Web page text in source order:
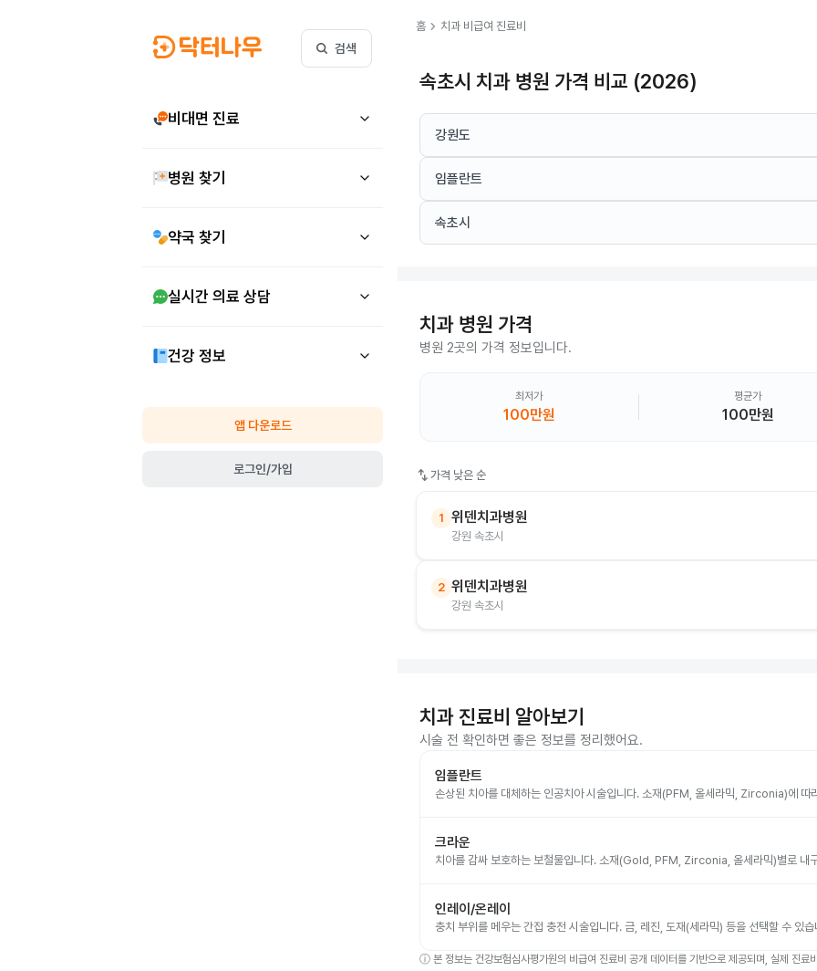
검색
비대면 진료
병원 찾기
약국 찾기
실시간 의료 상담
건강 정보
앱 다운로드
로그인/가입
홈 chevron_right 치과 비급여 진료비
속초시 치과 병원 가격 비교 (2026)
강원도
임플란트
속초시
치과 병원 가격
병원 2곳의 가격 정보입니다.
최저가
100만원
평균가
100만원
swap_vert 가격 낮은 순
1 위덴치과병원
강원 속초시
2 위덴치과병원
강원 속초시
치과 진료비 알아보기
시술 전 확인하면 좋은 정보를 정리했어요.
임플란트
손상된 치아를 대체하는 인공치아 시술입니다. 소재(PFM, 올세라믹, Zirconia)에 따
크라운
치아를 감싸 보호하는 보철물입니다. 소재(Gold, PFM, Zirconia, 올세라믹)별로 내
인레이/온레이
충치 부위를 메우는 간접 충전 시술입니다. 금, 레진, 도재(세라믹) 등을 선택할 수 있습
ⓘ 본 정보는 건강보험심사평가원의 비급여 진료비 공개 데이터를 기반으로 제공되며, 실제 진료